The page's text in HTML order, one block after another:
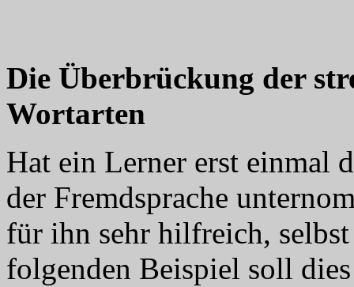
Die Überbrückung der
Wortarten
Hat ein Lerner erst einmal
der Fremdsprache
für ihn sehr hilfreich,
folgenden Beispiel soll